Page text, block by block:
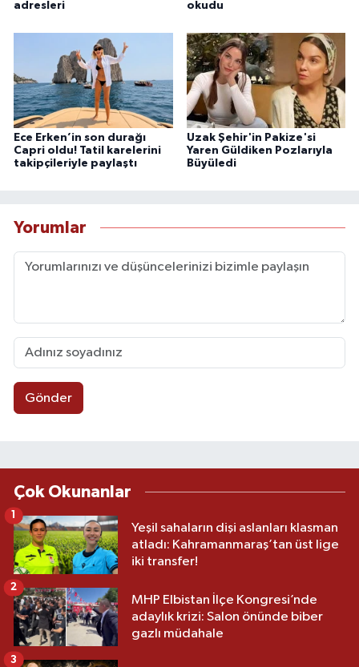
adresleri
okudu
Ece Erken’in son durağı
Capri oldu! Tatil karelerini
takipçileriyle paylaştı
Uzak Şehir'in Pakize'si
Yaren Güldiken Pozlarıyla
Büyüledi
Yorumlar
Gönder
Çok Okunanlar
Yeşil sahaların dişi aslanları klasman
atladı: Kahramanmaraş’tan üst lige
iki transfer!
1
MHP Elbistan İlçe Kongresi’nde
adaylık krizi: Salon önünde biber
gazlı müdahale
2
3